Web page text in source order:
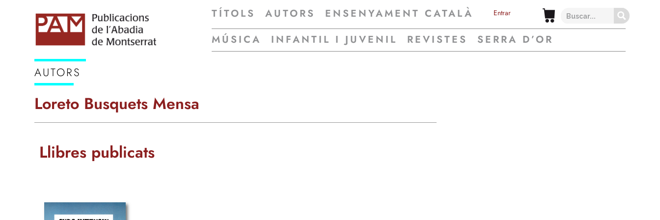
TÍTOLS AUTORS ENSENYAMENT CATALÀ Entrar
MÚSICA INFANTIL I JUVENIL REVISTES SERRA D’OR
AUTORS
Loreto Busquets Mensa
Llibres publicats